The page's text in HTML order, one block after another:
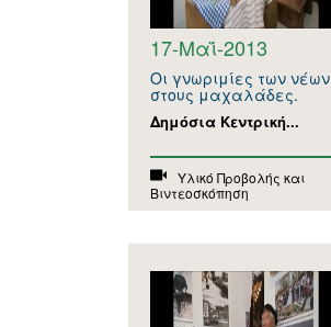
17-Μαΐ-2013
Οι γνωριμίες των νέων
στους μαχαλάδες.
Δημόσια Κεντρική...
Υλικό Προβολής και
Βιντεοσκόπηση